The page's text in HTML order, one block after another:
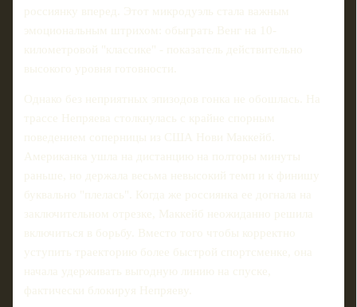
россиянку вперед. Этот микродуэль стала важным
эмоциональным штрихом: обыграть Венг на 10-
километровой "классике" - показатель действительно
высокого уровня готовности.
Однако без неприятных эпизодов гонка не обошлась. На
трассе Непряева столкнулась с крайне спорным
поведением соперницы из США Нови Маккейб.
Американка ушла на дистанцию на полторы минуты
раньше, но держала весьма невысокий темп и к финишу
буквально "плелась". Когда же россиянка ее догнала на
заключительном отрезке, Маккейб неожиданно решила
включиться в борьбу. Вместо того чтобы корректно
уступить траекторию более быстрой спортсменке, она
начала удерживать выгодную линию на спуске,
фактически блокируя Непряеву.